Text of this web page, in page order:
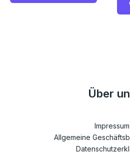
Über
Impressum
Allgemeine